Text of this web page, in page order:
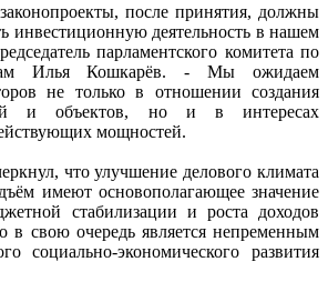
после принятия, должны
инвестиционную деятельность в нашем
парламентского комитета по
Илья Кошкарёв. - Мы ожидаем
не только в отношении создания
и объектов, но и в интересах
мощностей.
что улучшение делового климата
имеют основополагающее значение
стабилизации и роста доходов
в свою очередь является непременным
социально-экономического развития